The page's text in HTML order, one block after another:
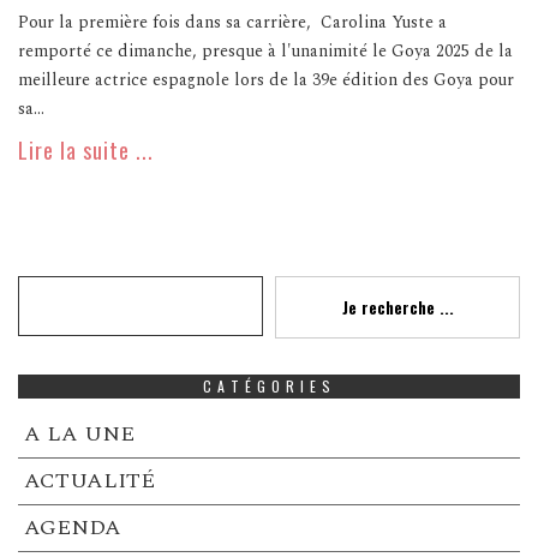
Pour la première fois dans sa carrière, Carolina Yuste a
remporté ce dimanche, presque à l'unanimité le Goya 2025 de la
meilleure actrice espagnole lors de la 39e édition des Goya pour
sa...
Lire la suite ...
Je recherche ...
CATÉGORIES
A LA UNE
ACTUALITÉ
AGENDA